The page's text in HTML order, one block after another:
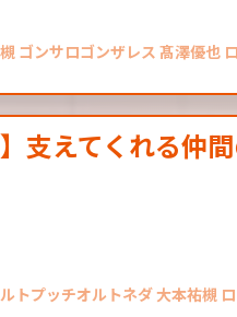
ゴンサロゴンザレス 髙澤優也
支えてくれる仲
トプッチオルトネダ 大本祐槻